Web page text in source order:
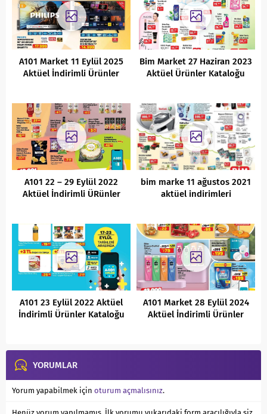
A101 Market 11 Eylül 2025
Aktüel İndirimli Ürünler
Bim Market 27 Haziran 2023
Aktüel Ürünler Kataloğu
A101 22 – 29 Eylül 2022
Aktüel İndirimli ÜRünler
bim marke 11 ağustos 2021
aktüel indirimleri
A101 23 Eylül 2022 Aktüel
İndirimli Ürünler Kataloğu
A101 Market 28 Eylül 2024
Aktüel İndirimli Ürünler
YORUMLAR
Yorum yapabilmek için oturum açmalısınız.